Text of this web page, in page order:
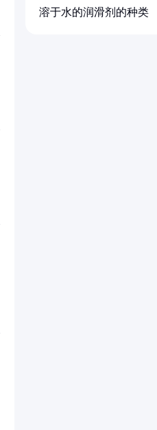
溶于水的润滑剂的种类